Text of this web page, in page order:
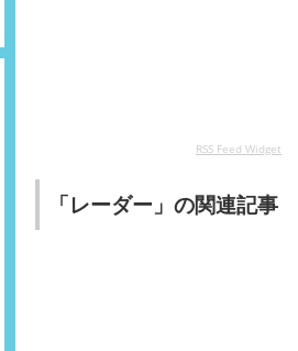
RSS Feed Widget
「レーダー」の関連記事